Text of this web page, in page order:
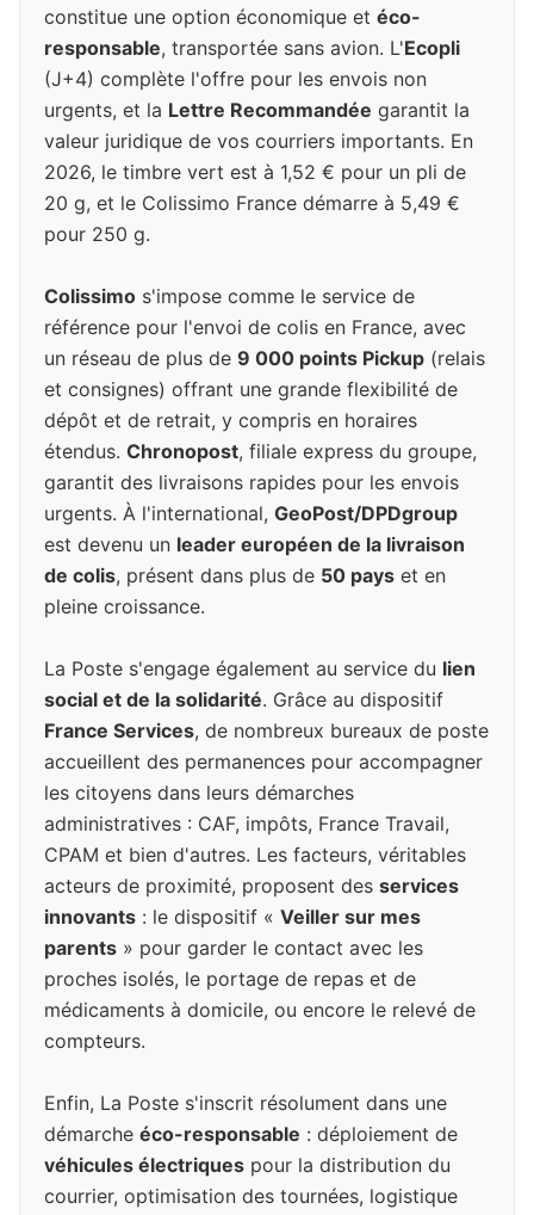
constitue une option économique et éco-
responsable, transportée sans avion. L'Ecopli
(J+4) complète l'offre pour les envois non
urgents, et la Lettre Recommandée garantit la
valeur juridique de vos courriers importants. En
2026, le timbre vert est à 1,52 € pour un pli de
20 g, et le Colissimo France démarre à 5,49 €
pour 250 g.
Colissimo s'impose comme le service de
référence pour l'envoi de colis en France, avec
un réseau de plus de 9 000 points Pickup (relais
et consignes) offrant une grande flexibilité de
dépôt et de retrait, y compris en horaires
étendus. Chronopost, filiale express du groupe,
garantit des livraisons rapides pour les envois
urgents. À l'international, GeoPost/DPDgroup
est devenu un leader européen de la livraison
de colis, présent dans plus de 50 pays et en
pleine croissance.
La Poste s'engage également au service du lien
social et de la solidarité. Grâce au dispositif
France Services, de nombreux bureaux de poste
accueillent des permanences pour accompagner
les citoyens dans leurs démarches
administratives : CAF, impôts, France Travail,
CPAM et bien d'autres. Les facteurs, véritables
acteurs de proximité, proposent des services
innovants : le dispositif « Veiller sur mes
parents » pour garder le contact avec les
proches isolés, le portage de repas et de
médicaments à domicile, ou encore le relevé de
compteurs.
Enfin, La Poste s'inscrit résolument dans une
démarche éco-responsable : déploiement de
véhicules électriques pour la distribution du
courrier, optimisation des tournées, logistique